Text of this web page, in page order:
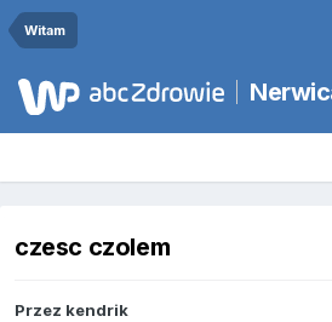
Witam
czesc czolem
Przez kendrik